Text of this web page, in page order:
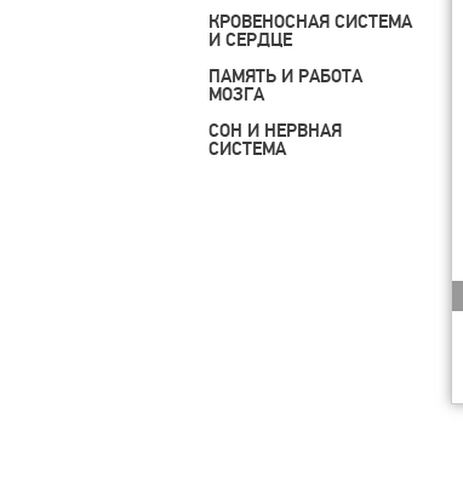
КРОВЕНОСНАЯ СИСТЕМА
И СЕРДЦЕ
ПАМЯТЬ И РАБОТА
МОЗГА
СОН И НЕРВНАЯ
СИСТЕМА